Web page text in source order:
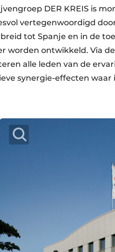
DER KREIS is
vertegenwoordigd
tot Spanje en in de
worden ontwikkeld. Via
alle leden van de
synergie-effecten